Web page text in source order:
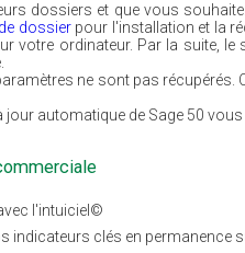
dossiers et que vous
dossierpour l'installation et la
votre ordinateur. Par la suite,
ne sont pas
jour automatique de Sage 50
l'intuiciel©
indicateurs clés en permanence